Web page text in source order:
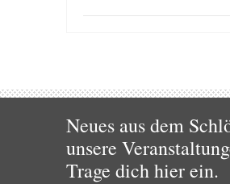
Neues aus dem
unsere
Trage dich hier ein.